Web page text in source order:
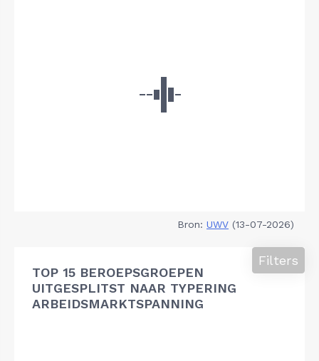
Bron: UWV (13-07-2026)
TOP 15 BEROEPSGROEPEN
UITGESPLITST NAAR TYPERING
ARBEIDSMARKTSPANNING
Filters